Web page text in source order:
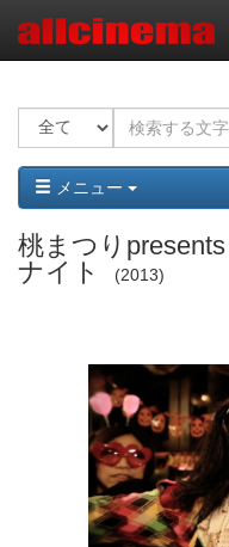
メニュー
桃まつり
ナイト
2013